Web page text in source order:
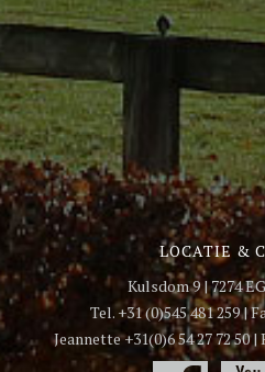
LOCATIE &
Kulsdom 9 | 7274
Tel. +31 (0)545 481 259 |
Jeannette +31(0)6 54 27 72 50 |